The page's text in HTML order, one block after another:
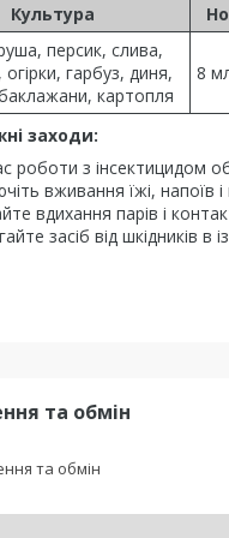
Культура
персик, слива,
гарбуз, диня,
картопля
8
заходи:
роботи з інсектицидом
вживання їжі, напоїв
вдихання парів і
засіб від шкідників
та обмін
та обмін